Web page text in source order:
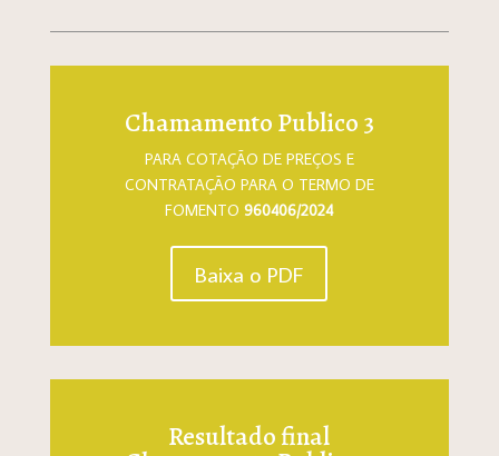
Chamamento Publico 3
PARA COTAÇÃO DE PREÇOS E
CONTRATAÇÃO PARA O TERMO DE
FOMENTO960406/2024
Baixa o PDF
Resultado final